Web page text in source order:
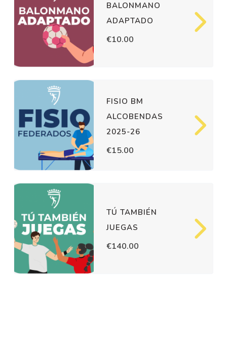
BALONMANO
ADAPTADO
€10.00
FISIO BM
ALCOBENDAS
2025-26
€15.00
TÚ TAMBIÉN
JUEGAS
€140.00